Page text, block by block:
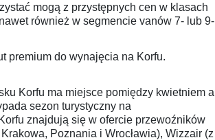
mogą z przystępnych cen w klasach
również w segmencie vanów 7- lub 9-
premium do wynajęcia na Korfu.
Korfu ma miejsce pomiędzy kwietniem a
sezon turystyczny na
znajdują się w ofercie przewoźników
Poznania i Wrocławia), Wizzair (z